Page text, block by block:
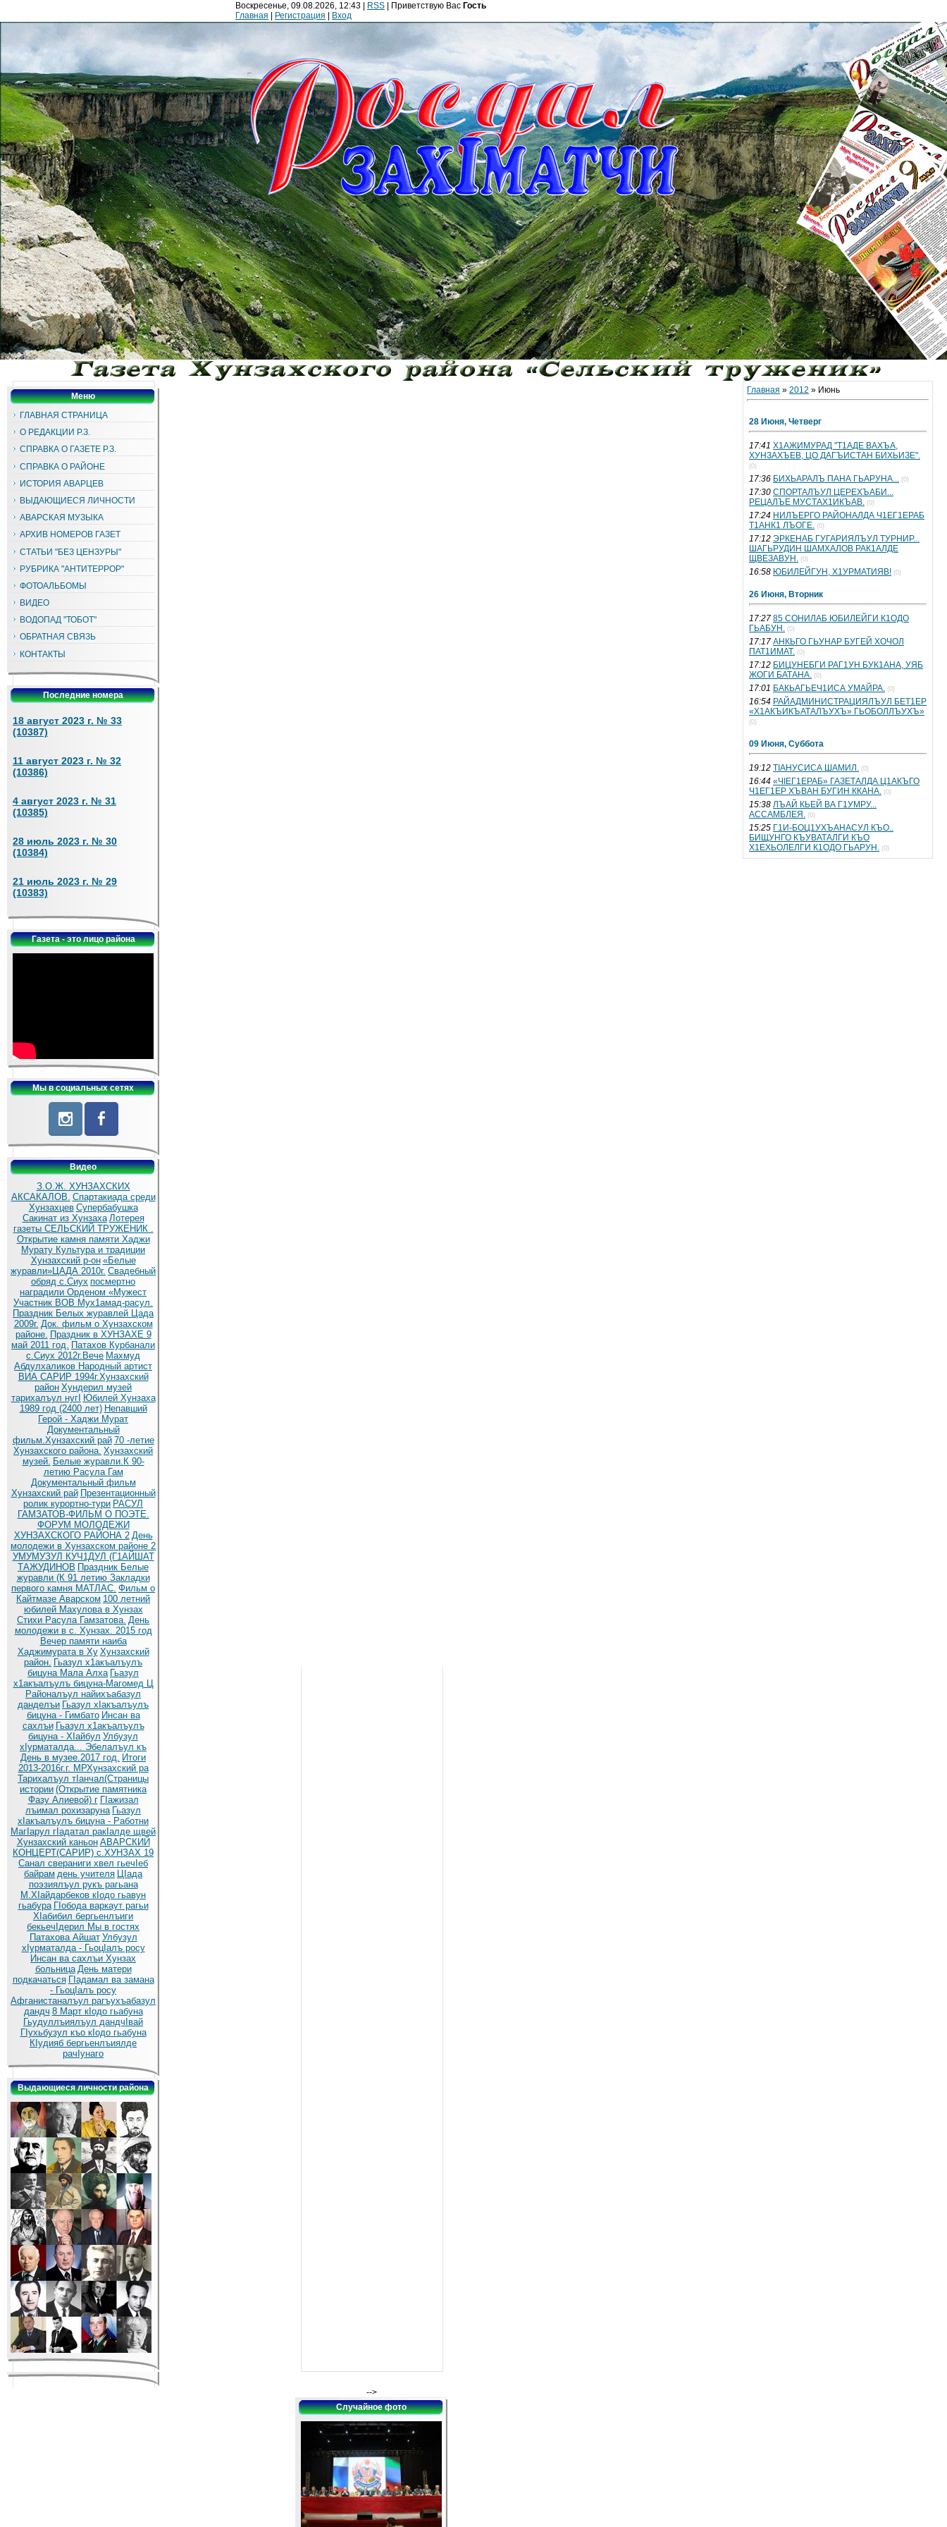
Воскресенье, 09.08.2026, 12:43 | RSS Приветствую Вас Гость
Главная
Регистрация Вход
Меню
ГЛАВНАЯ СТРАНИЦА
О РЕДАКЦИИ Р.З.
СПРАВКА О ГАЗЕТЕ Р.З.
СПРАВКА О РАЙОНЕ
ИСТОРИЯ АВАРЦЕВ
ВЫДАЮЩИЕСЯ ЛИЧНОСТИ
АВАРСКАЯ МУЗЫКА
АРХИВ НОМЕРОВ ГАЗЕТ
СТАТЬИ "БЕЗ ЦЕНЗУРЫ"
РУБРИКА "АНТИТЕРРОР"
ФОТОАЛЬБОМЫ
ВИДЕО
ВОДОПАД "ТОБОТ"
ОБРАТНАЯ СВЯЗЬ
КОНТАКТЫ
Последние номера
18 август 2023 г. № 33
(10387)
11 август 2023 г. № 32
(10386)
4 август 2023 г. № 31
(10385)
28 июль 2023 г. № 30
(10384)
21 июль 2023 г. № 29
(10383)
Газета - это лицо района
Мы в социальных сетях
Видео
З.О.Ж. ХУНЗАХСКИХ
АКСАКАЛОВ. Спартакиада среди
Хунзахцев Супербабушка
Сакинат из Хунзаха Лотерея
газеты СЕЛЬСКИЙ ТРУЖЕНИК .
Открытие камня памяти Хаджи
Мурату Культура и традиции
Хунзахский р-он «Белые
журавли»ЦАДА 2010г. Cвадебный
обряд c.Сиух посмертно
наградили Орденом «Мужест
Участник ВОВ Мух1амад-расул.
Праздник Белых журавлей Цада
2009г. Док. фильм о Хунзахском
районе. Праздник в ХУНЗАХЕ 9
май 2011 год. Патахов Курбанали
с.Сиух 2012г.Вече Махмуд
Абдулхаликов Народный артист
ВИА САРИР 1994г.Хунзахский
район Хундерил музей
тарихалъул нугI Юбилей Хунзаха
1989 год (2400 лет) Непавший
Герой - Хаджи Мурат
Документальный
фильм.Хунзахский рай 70 -летие
Хунзахского района. Хунзахский
музей. Белые журавли.К 90-
летию Расула Гам
Документальный фильм
Хунзахский рай Презентационный
ролик курортно-тури РАСУЛ
ГАМЗАТОВ-ФИЛЬМ О ПОЭТЕ.
ФОРУМ МОЛОДЕЖИ
ХУНЗАХСКОГО РАЙОНА 2 День
молодежи в Хунзахском районе 2
УМУМУЗУЛ КУЧ1ДУЛ (Г1АЙШАТ
ТАЖУДИНОВ Праздник Белые
журавли (К 91 летию Закладки
первого камня МАТЛАС. Фильм о
Кайтмазе Аварском 100 летний
юбилей Махулова в Хунзах
Стихи Расула Гамзатова. День
молодежи в с. Хунзах. 2015 год
Вечер памяти наиба
Хаджимурата в Ху Хунзахский
район. Гьазул х1акъалъулъ
бицуна Мала Алха Гьазул
х1акъалъулъ бицуна-Магомед Ц
Районалъул найихъабазул
данделъи Гьазул хIакъалъулъ
бицуна - Гимбато Инсан ва
сахлъи Гьазул х1акъалъулъ
бицуна - ХIайбул Улбузул
хIурматалда... Эбелалъул къ
День в музее.2017 год. Итоги
2013-2016г.г. МРХунзахский ра
Тарихалъул тIанчал(Страницы
истории (Открытие памятника
Фазу Алиевой) г ГIажизал
лъимал рохизаруна Гьазул
хIакъалъулъ бицуна - Работни
МагIарул гIадатал ракIалде щвей
Хунзахский каньон АВАРСКИЙ
КОНЦЕРТ(САРИР) с.ХУНЗАХ 19
Санал свераниги хвел гьечIеб
байрам день учителя ЦIада
поэзиялъул рукъ рагьана
М.ХIайдарбеков кIодо гьавун
гьабура ГIобода варкаут рагьи
ХIабибил бергьенлъиги
бекьечIдерил Мы в гостях
Патахова Айшат Улбузул
хIурматалда - ГьоцIалъ росу
Инсан ва сахлъи Хунзах
больница День матери
подкачаться ГIадамал ва замана
- ГьоцIалъ росу
Афганистаналъул рагъухъабазул
дандч 8 Март кIодо гьабуна
Гьудуллъиялъул дандчIвай
ГIухьбузул къо кIодо гьабуна
КIудияб бергьенлъиялде
рачIунаго
Выдающиеся личности района
-->
Случайное фото
Главная » 2012 » Июнь
28 Июня, Четверг
17:41 Х1АЖИМУРАД "Т1АДЕ ВАХЪА,
ХУНЗАХЪЕВ, ЦО ДАГЪИСТАН БИХЬИЗЕ".
(0)
17:36 БИХЬАРАЛЪ ПАНА ГЬАРУНА... (0)
17:30 СПОРТАЛЪУЛ ЦЕРЕХЪАБИ...
РЕЦАЛЪЕ МУСТАХ1ИКЪАВ. (0)
17:24 НИЛЪЕРГО РАЙОНАЛДА Ч1ЕГ1ЕРАБ
Т1АНК1 ЛЪОГЕ. (0)
17:12 ЭРКЕНАБ ГУГАРИЯЛЪУЛ ТУРНИР...
ШАГЬРУДИН ШАМХАЛОВ РАК1АЛДЕ
ЩВЕЗАВУН. (0)
16:58 ЮБИЛЕЙГУН, Х1УРМАТИЯВ! (0)
26 Июня, Вторник
17:27 85 СОНИЛАБ ЮБИЛЕЙГИ К1ОДО
ГЬАБУН. (0)
17:17 АНКЬГО ГЬУНАР БУГЕЙ ХОЧОЛ
ПАТ1ИМАТ. (0)
17:12 БИЦУНЕБГИ РАГ1УН БУК1АНА, УЯБ
ЖОГИ БАТАНА. (0)
17:01 БАКЬАГЬЕЧ1ИСА УМАЙРА. (0)
16:54 РАЙАДМИНИСТРАЦИЯЛЪУЛ БЕТ1ЕР
«Х1АКЪИКЪАТАЛЪУХЪ» ГЬОБОЛЛЪУХЪ»
(0)
09 Июня, Суббота
19:12 ТIАНУСИСА ШАМИЛ. (0)
16:44 «ЧIЕГ1ЕРАБ» ГАЗЕТАЛДА Ц1АКЪГО
Ч1ЕГ1ЕР ХЪВАН БУГИН ККАНА. (0)
15:38 ЛЪАЙ КЬЕЙ ВА Г1УМРУ...
АССАМБЛЕЯ. (0)
15:25 Г1И-БОЦ1УХЪАНАСУЛ КЪО..
БИЩУНГО КЪУВАТАЛГИ КЪО
Х1ЕХЬОЛЕЛГИ К1ОДО ГЬАРУН. (0)